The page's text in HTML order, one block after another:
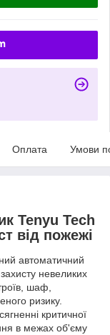
Оплата Умови
Tenyu Tech
від пожежі
автоматичний
невеликих
шаф,
ризику.
критичної
в межах об'єму